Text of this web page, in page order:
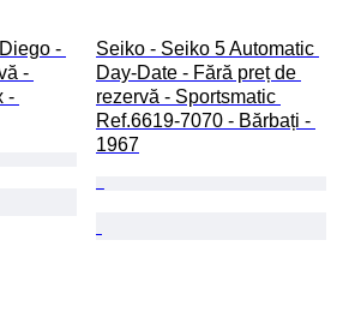
-
-
-
Seiko - Seiko 5 Automatic
Day-Date - Fără preț de
rezervă - Sportsmatic
Ref.6619-7070 - Bărbați -
1967